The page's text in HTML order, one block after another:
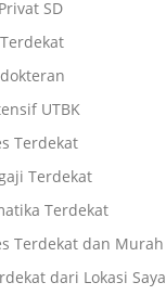
SD
UTBK
Terdekat
Terdekat
Terdekat
Terdekat dan Murah
dari Lokasi Saya